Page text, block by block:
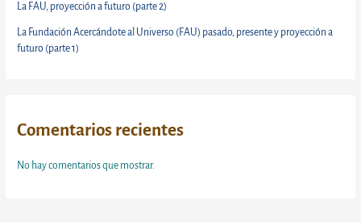
La FAU, proyección a futuro (parte 2)
La Fundación Acercándote al Universo (FAU) pasado, presente y proyección a
futuro (parte 1)
Comentarios recientes
No hay comentarios que mostrar.